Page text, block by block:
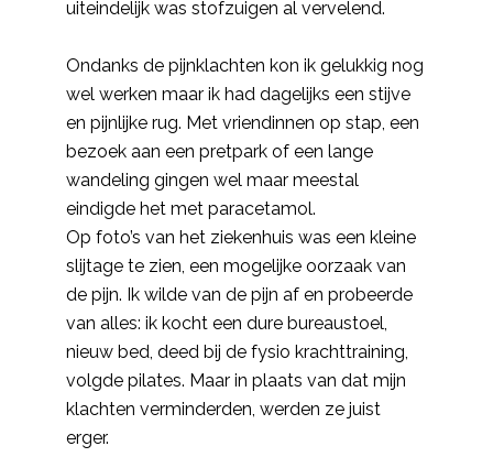
uiteindelijk was stofzuigen al vervelend.
Ondanks de pijnklachten kon ik gelukkig nog
wel werken maar ik had dagelijks een stijve
en pijnlijke rug. Met vriendinnen op stap, een
bezoek aan een pretpark of een lange
wandeling gingen wel maar meestal
eindigde het met paracetamol.
Op foto’s van het ziekenhuis was een kleine
slijtage te zien, een mogelijke oorzaak van
de pijn. Ik wilde van de pijn af en probeerde
van alles: ik kocht een dure bureaustoel,
nieuw bed, deed bij de fysio krachttraining,
volgde pilates. Maar in plaats van dat mijn
klachten verminderden, werden ze juist
erger.